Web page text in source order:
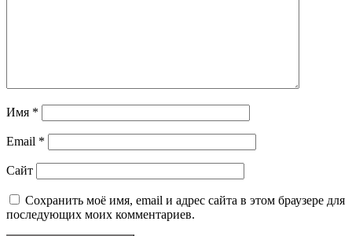
Имя *
Email *
Сайт
Сохранить моё имя, email и адрес сайта в этом браузере для
последующих моих комментариев.